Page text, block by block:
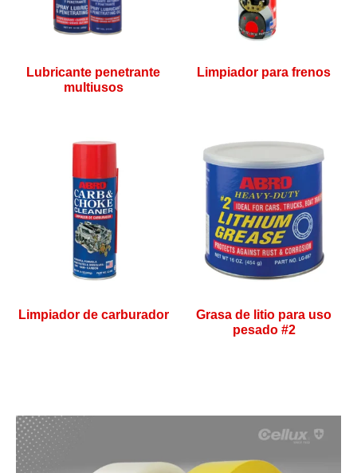
Lubricante penetrante
multiusos
Limpiador para frenos
Limpiador de carburador
Grasa de litio para uso
pesado #2